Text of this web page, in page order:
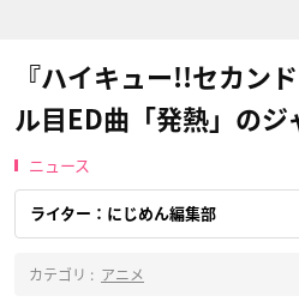
『ハイキュー!!セカン
ル目ED曲「発熱」のジ
ニュース
ライター：にじめん編集部
カテゴリ : アニメ